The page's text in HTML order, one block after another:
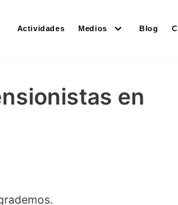
Actividades Medios Blog
en